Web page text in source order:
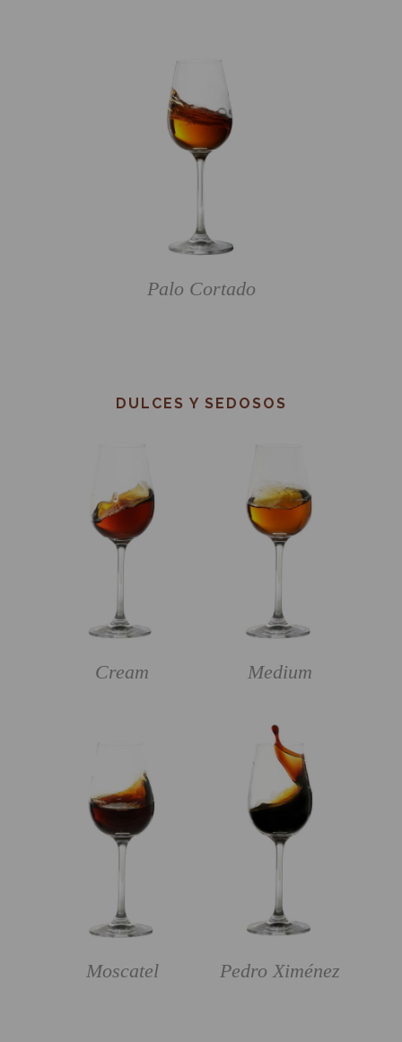
Palo Cortado
DULCES Y SEDOSOS
Cream Medium
Moscatel Pedro Ximénez